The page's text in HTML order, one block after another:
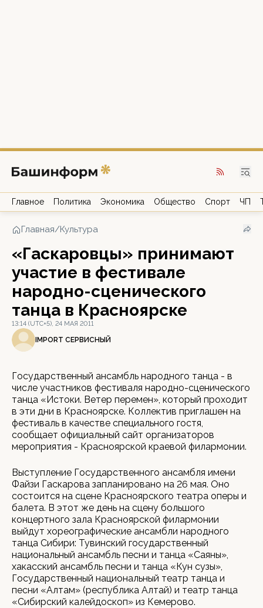
Главное Политика Экономика Общество Спорт ЧП
Главная/Культура
«Гаскаровцы» принимают
участие в фестивале
народно-сценического
танца в Красноярске
13:14 (UTC+5), 24 МАЯ 2011
IMPORT СЕРВИСНЫЙ
Государственный ансамбль народного танца - в
числе участников фестиваля народно-сценического
танца «Истоки. Ветер перемен», который проходит
в эти дни в Красноярске. Коллектив приглашен на
фестиваль в качестве специального гостя,
сообщает официальный сайт организаторов
мероприятия - Красноярской краевой филармонии.
Выступление Государственного ансамбля имени
Файзи Гаскарова запланировано на 26 мая. Оно
состоится на сцене Красноярского театра оперы и
балета. В этот же день на сцену большого
концертного зала Красноярской филармонии
выйдут хореографические ансамбли народного
танца Сибири: Тувинский государственный
национальный ансамбль песни и танца «Саяны»,
хакасский ансамбль песни и танца «Кун сузы»,
Государственный национальный театр танца и
песни «Алтам» (республика Алтай) и театр танца
«Сибирский калейдоскоп» из Кемерово.